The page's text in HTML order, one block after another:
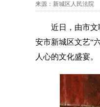
来源： 新城区人民法院
近日，由市文联
安市新城区文艺“
人心的文化盛宴。